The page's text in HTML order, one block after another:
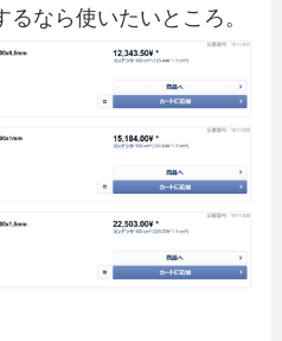
なら使いたいところ。